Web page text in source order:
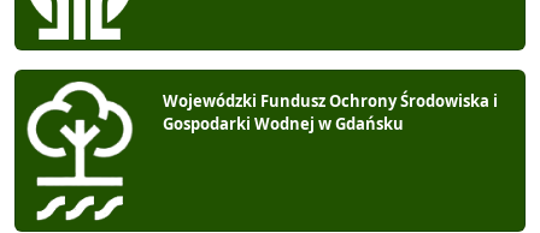
Wojewódzki Fundusz Ochrony Środowiska i
Gospodarki Wodnej w Gdańsku